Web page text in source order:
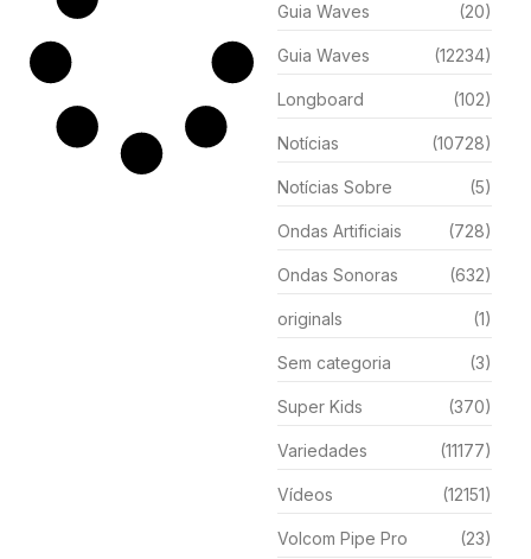
Guia Waves (20)
Guia Waves (12234)
Longboard (102)
Notícias (10728)
Notícias Sobre (5)
Ondas Artificiais (728)
Ondas Sonoras (632)
originals (1)
Sem categoria (3)
Super Kids (370)
Variedades (11177)
Vídeos (12151)
Volcom Pipe Pro (23)